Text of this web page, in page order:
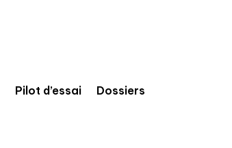
Pilot d’essai Dossiers